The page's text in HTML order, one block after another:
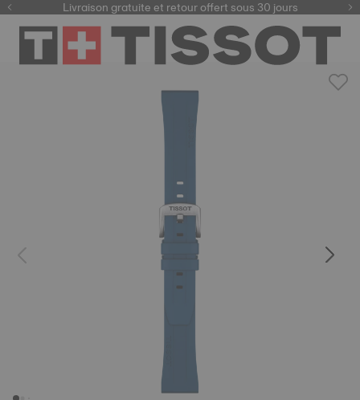
Livraison gratuite et retour offert sous 30 jours